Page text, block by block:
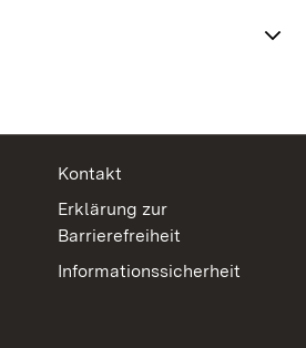
Kontakt
Erklärung zur
Barrierefreiheit
Informationssicherheit